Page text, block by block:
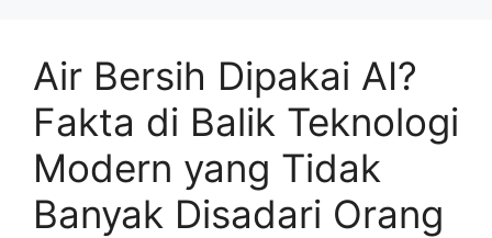
Air Bersih Dipakai AI?
Fakta di Balik Teknologi
Modern yang Tidak
Banyak Disadari Orang